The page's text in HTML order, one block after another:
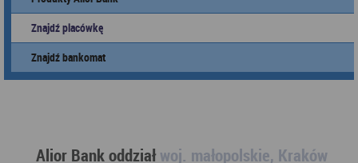
Znajdź placówkę
Znajdź bankomat
Alior Bank oddziałwoj. małopolskie, Kraków